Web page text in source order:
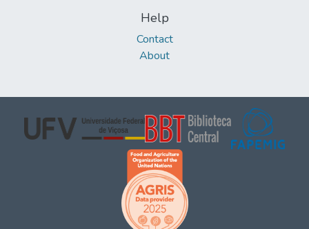
Help
Contact
About